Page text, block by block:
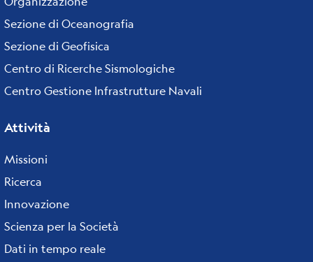
Sezione di Oceanografia
Sezione di Geofisica
Centro di Ricerche Sismologiche
Centro Gestione Infrastrutture Navali
Attività
Missioni
Ricerca
Innovazione
Scienza per la Società
Dati in tempo reale